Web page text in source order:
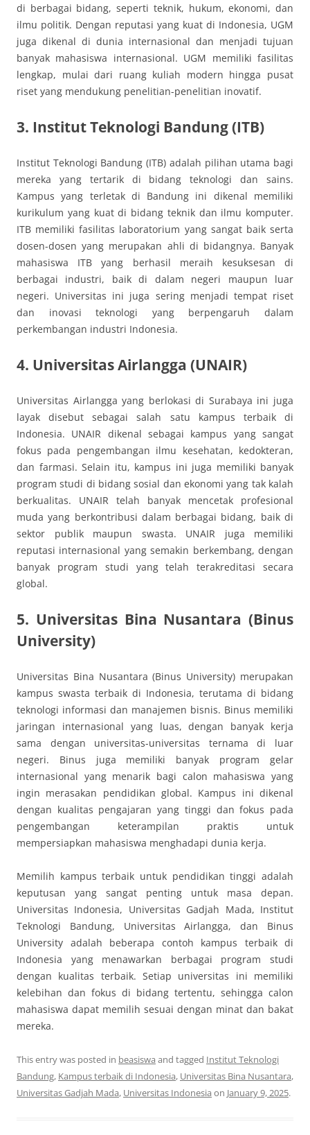
di berbagai bidang, seperti teknik, hukum, ekonomi, dan
ilmu politik. Dengan reputasi yang kuat di Indonesia, UGM
juga dikenal di dunia internasional dan menjadi tujuan
banyak mahasiswa internasional. UGM memiliki fasilitas
lengkap, mulai dari ruang kuliah modern hingga pusat
riset yang mendukung penelitian-penelitian inovatif.
3. Institut Teknologi Bandung (ITB)
Institut Teknologi Bandung (ITB) adalah pilihan utama bagi
mereka yang tertarik di bidang teknologi dan sains.
Kampus yang terletak di Bandung ini dikenal memiliki
kurikulum yang kuat di bidang teknik dan ilmu komputer.
ITB memiliki fasilitas laboratorium yang sangat baik serta
dosen-dosen yang merupakan ahli di bidangnya. Banyak
mahasiswa ITB yang berhasil meraih kesuksesan di
berbagai industri, baik di dalam negeri maupun luar
negeri. Universitas ini juga sering menjadi tempat riset
dan inovasi teknologi yang berpengaruh dalam
perkembangan industri Indonesia.
4. Universitas Airlangga (UNAIR)
Universitas Airlangga yang berlokasi di Surabaya ini juga
layak disebut sebagai salah satu kampus terbaik di
Indonesia. UNAIR dikenal sebagai kampus yang sangat
fokus pada pengembangan ilmu kesehatan, kedokteran,
dan farmasi. Selain itu, kampus ini juga memiliki banyak
program studi di bidang sosial dan ekonomi yang tak kalah
berkualitas. UNAIR telah banyak mencetak profesional
muda yang berkontribusi dalam berbagai bidang, baik di
sektor publik maupun swasta. UNAIR juga memiliki
reputasi internasional yang semakin berkembang, dengan
banyak program studi yang telah terakreditasi secara
global.
5. Universitas Bina Nusantara (Binus
University)
Universitas Bina Nusantara (Binus University) merupakan
kampus swasta terbaik di Indonesia, terutama di bidang
teknologi informasi dan manajemen bisnis. Binus memiliki
jaringan internasional yang luas, dengan banyak kerja
sama dengan universitas-universitas ternama di luar
negeri. Binus juga memiliki banyak program gelar
internasional yang menarik bagi calon mahasiswa yang
ingin merasakan pendidikan global. Kampus ini dikenal
dengan kualitas pengajaran yang tinggi dan fokus pada
pengembangan keterampilan praktis untuk
mempersiapkan mahasiswa menghadapi dunia kerja.
Memilih kampus terbaik untuk pendidikan tinggi adalah
keputusan yang sangat penting untuk masa depan.
Universitas Indonesia, Universitas Gadjah Mada, Institut
Teknologi Bandung, Universitas Airlangga, dan Binus
University adalah beberapa contoh kampus terbaik di
Indonesia yang menawarkan berbagai program studi
dengan kualitas terbaik. Setiap universitas ini memiliki
kelebihan dan fokus di bidang tertentu, sehingga calon
mahasiswa dapat memilih sesuai dengan minat dan bakat
mereka.
This entry was posted in beasiswa and tagged Institut Teknologi
Bandung, Kampus terbaik di Indonesia, Universitas Bina Nusantara,
Universitas Gadjah Mada, Universitas Indonesia on January 9, 2025.